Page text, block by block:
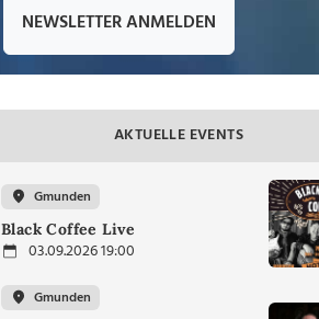
NEWSLETTER ANMELDEN
AKTUELLE EVENTS
Gmunden
Black Coffee Live
03.09.2026 19:00
Gmunden